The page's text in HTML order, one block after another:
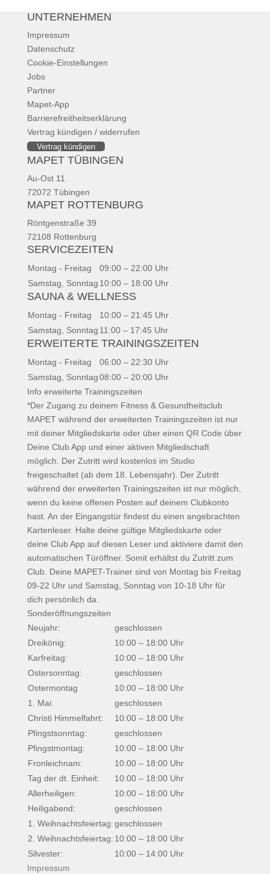
UNTERNEHMEN
Impressum
Datenschutz
Cookie-Einstellungen
Jobs
Partner
Mapet-App
Barrierefreitheitserklärung
Vertrag kündigen / widerrufen
Vertrag kündigen
MAPET TÜBINGEN
Au-Ost 11
72072 Tübingen
MAPET ROTTENBURG
Röntgenstraße 39
72108 Rottenburg
SERVICEZEITEN
Montag - Freitag
09:00 – 22:00 Uhr
Samstag, Sonntag 10:00 – 18:00 Uhr
SAUNA & WELLNESS
Montag - Freitag
10:00 – 21:45 Uhr
Samstag, Sonntag 11:00 – 17:45 Uhr
ERWEITERTE TRAININGSZEITEN
Montag - Freitag
06:00 – 22:30 Uhr
Samstag, Sonntag08:00 – 20:00 Uhr
Info erweiterte Trainingszeiten
*Der Zugang zu deinem Fitness & Gesundheitsclub
MAPET während der erweiterten Trainingszeiten ist nur
mit deiner Mitgliedskarte oder über einen QR Code über
Deine Club App und einer aktiven Mitgliedschaft
möglich. Der Zutritt wird kostenlos im Studio
freigeschaltet (ab dem 18. Lebensjahr). Der Zutritt
während der erweiterten Trainingszeiten ist nur möglich,
wenn du keine offenen Posten auf deinem Clubkonto
hast. An der Eingangstür findest du einen angebrachten
Kartenleser. Halte deine gültige Mitgliedskarte oder
deine Club App auf diesen Leser und aktiviere damit den
automatischen Türöffner. Somit erhältst du Zutritt zum
Club. Deine MAPET-Trainer sind von Montag bis Freitag
09-22 Uhr und Samstag, Sonntag von 10-18 Uhr für
dich persönlich da.
Sonderöffnungszeiten
Neujahr:
geschlossen
Dreikönig:
10:00 – 18:00 Uhr
Karfreitag:
10:00 – 18:00 Uhr
Ostersonntag:
geschlossen
Ostermontag
10:00 – 18:00 Uhr
1. Mai:
geschlossen
Christi Himmelfahrt:
10:00 – 18:00 Uhr
Pfingstsonntag:
geschlossen
Pfingstmontag:
10:00 – 18:00 Uhr
Fronleichnam:
10:00 – 18:00 Uhr
Tag der dt. Einheit:
10:00 – 18:00 Uhr
Allerheiligen:
10:00 – 18:00 Uhr
Heiligabend:
geschlossen
1. Weihnachtsfeiertag:geschlossen
2. Weihnachtsfeiertag: 10:00 – 18:00 Uhr
Silvester:
10:00 – 14:00 Uhr
Impressum